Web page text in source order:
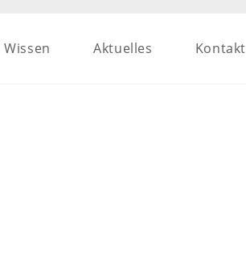
Wissen Aktuelles Kontakt